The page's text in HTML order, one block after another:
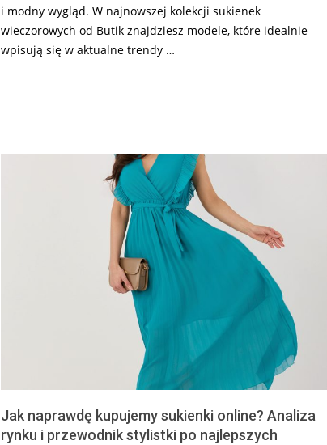
i modny wygląd. W najnowszej kolekcji sukienek
wieczorowych od Butik znajdziesz modele, które idealnie
wpisują się w aktualne trendy …
Jak naprawdę kupujemy sukienki online? Analiza
rynku i przewodnik stylistki po najlepszych